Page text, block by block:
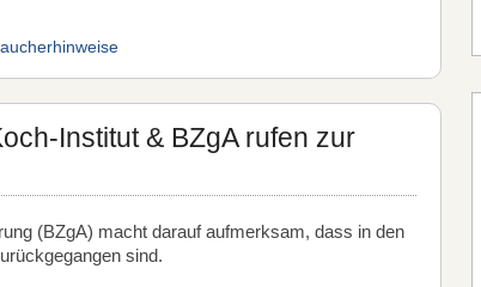
Institut & BZgA rufen zur
(BZgA) macht darauf aufmerksam, dass in den
sind.